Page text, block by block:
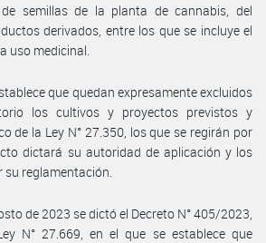
semillas de la planta de cannabis, del
derivados, entre los que se incluye el
uso medicinal.
que quedan expresamente excluidos
los cultivos y proyectos previstos y
de la Ley N° 27.350, los que se regirán por
dictará su autoridad de aplicación y los
reglamentación.
de 2023 se dictó el Decreto N° 405/2023,
N° 27.669, en el que se establece que